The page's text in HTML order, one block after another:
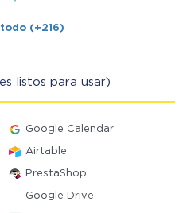
(+216)
listos para usar)
Google Calendar
Airtable
PrestaShop
Google Drive